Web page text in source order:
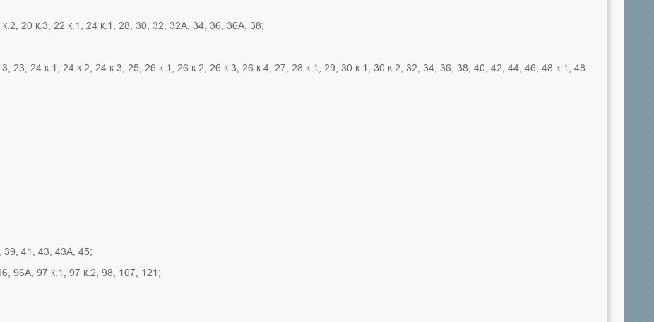
20 к.3, 22 к.1, 24 к.1, 28, 30, 32, 32А, 34, 36, 36А, 38;
23, 24 к.1, 24 к.2, 24 к.3, 25, 26 к.1, 26 к.2, 26 к.3, 26 к.4, 27, 28 к.1, 29, 30 к.1, 30 к.2, 32, 34, 36, 38, 40, 42, 44, 46, 48 к.1, 48
39, 41, 43, 43А, 45;
96А, 97 к.1, 97 к.2, 98, 107, 121;